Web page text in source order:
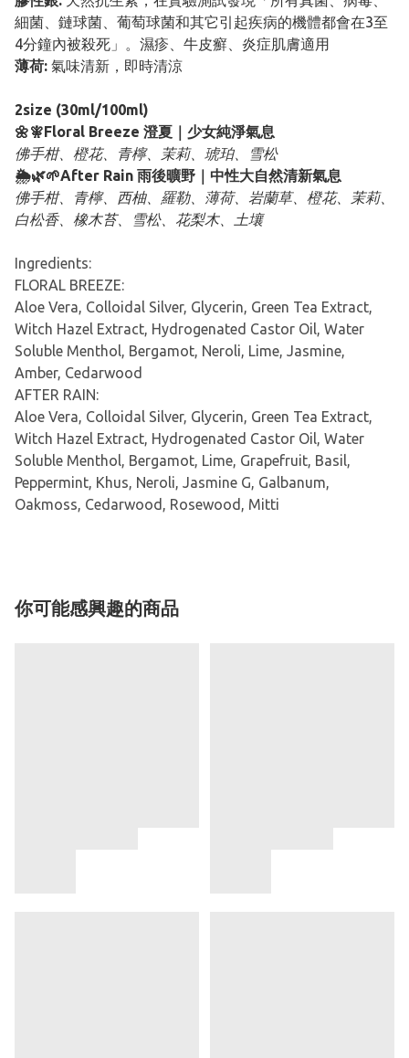
細菌、鏈球菌、葡萄球菌和其它引起疾病的機體都會在3至
4分鐘內被殺死」。濕疹、牛皮癬、炎症肌膚適用
薄荷: 氣味清新，即時清涼
2size (30ml/100ml)
🌼🧚Floral Breeze 澄夏｜少女純淨氣息
佛手柑、橙花、青檸、茉莉、琥珀、雪松
🌦️🌿🌱After Rain 雨後曠野｜中性大自然清新氣息
佛手柑、青檸、西柚、羅勒、薄荷、岩蘭草、橙花、茉莉、
白松香、橡木苔、雪松、花梨木、土壤
Ingredients:
FLORAL BREEZE:
Aloe Vera, Colloidal Silver, Glycerin, Green Tea Extract,
Witch Hazel Extract, Hydrogenated Castor Oil, Water
Soluble Menthol, Bergamot, Neroli, Lime, Jasmine,
Amber, Cedarwood
AFTER RAIN:
Aloe Vera, Colloidal Silver, Glycerin, Green Tea Extract,
Witch Hazel Extract, Hydrogenated Castor Oil, Water
Soluble Menthol, Bergamot, Lime, Grapefruit, Basil,
Peppermint, Khus, Neroli, Jasmine G, Galbanum,
Oakmoss, Cedarwood, Rosewood, Mitti
你可能感興趣的商品